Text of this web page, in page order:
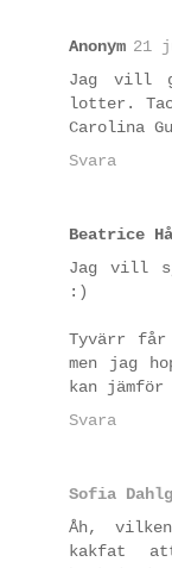
Anonym 21
Jag vill
lotter.
Carolina
Svara
Beatrice
Jag vill
:)
Tyvärr
men jag
kan
Svara
Sofia
Åh,
kakfat